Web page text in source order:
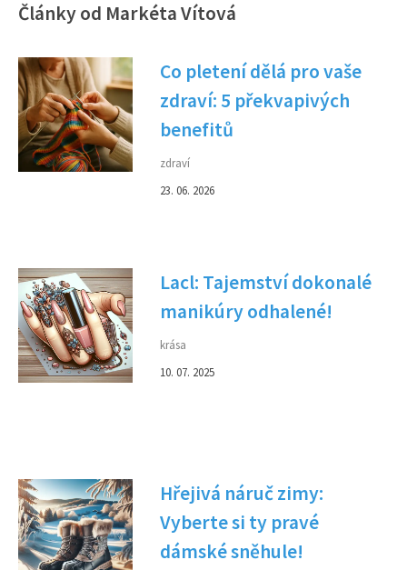
Články od Markéta Vítová
Co pletení dělá pro vaše
zdraví: 5 překvapivých
benefitů
zdraví
23. 06. 2026
Lacl: Tajemství dokonalé
manikúry odhalené!
krása
10. 07. 2025
Hřejivá náruč zimy:
Vyberte si ty pravé
dámské sněhule!